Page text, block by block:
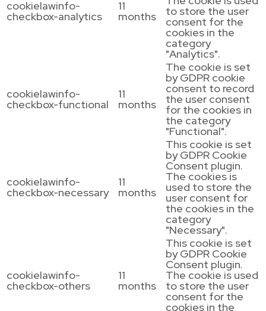
cookielawinfo-
checkbox-analytics
11
months to store the user
consent for the
cookies in the
category
"Analytics".
cookielawinfo-
checkbox-functional
11
months
The cookie is set
by GDPR cookie
consent to record
the user consent
for the cookies in
the category
"Functional".
cookielawinfo-
checkbox-necessary
11
months
This cookie is set
by GDPR Cookie
Consent plugin.
The cookies is
used to store the
user consent for
the cookies in the
category
"Necessary".
cookielawinfo-
checkbox-others
11
months
This cookie is set
by GDPR Cookie
Consent plugin.
The cookie is used
to store the user
consent for the
cookies in the